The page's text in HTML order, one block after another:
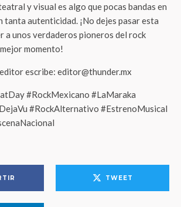
y visual es algo que pocas bandas en
tanta autenticidad. ¡No dejes pasar esta
a unos verdaderos pioneros del rock
momento!
escribe: editor@thunder.mx
#RockMexicano #LaMaraka
#RockAlternativo #EstrenoMusical
TWEET